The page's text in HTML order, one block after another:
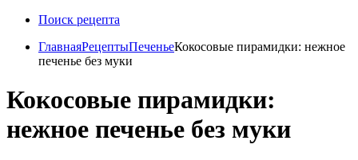
Поиск рецепта
ГлавнаяРецептыПеченьеКокосовые пирамидки: нежное
печенье без муки
Кокосовые пирамидки:
нежное печенье без муки